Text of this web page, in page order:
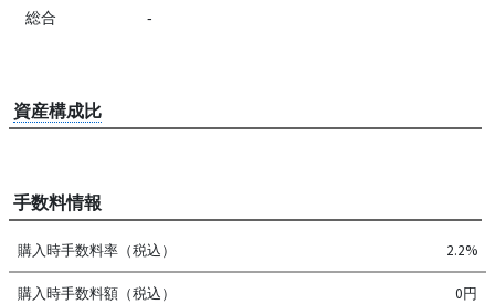
総合 -
資産構成比
手数料情報
購入時手数料率（税込） 2.2%
購入時手数料額（税込） 0円